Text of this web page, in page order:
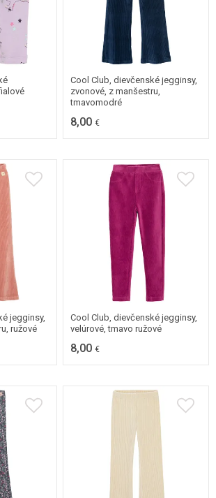
98
Cool Club, dievčenské jegginsy,
zvonové, z manšestru,
tmavomodré
8,00 €
jegginsy,
ružové
98
Cool Club, dievčenské jegginsy,
velúrové, tmavo ružové
8,00 €